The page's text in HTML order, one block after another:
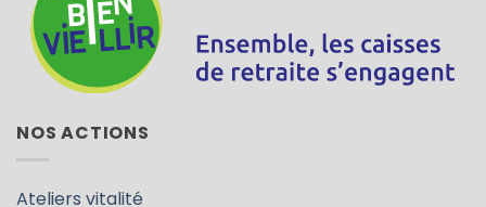
NOS ACTIONS
Ateliers vitalité